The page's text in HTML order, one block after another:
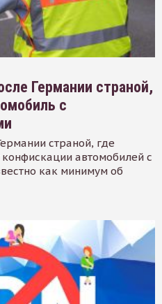
Германии страной,
с
страной, где
автомобилей с
как минимум об